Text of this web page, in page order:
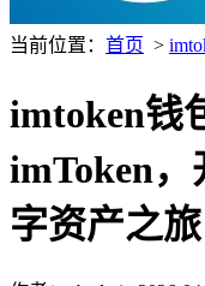
当前位置： 首页 >
imtoken钱
imToken
字资产之旅